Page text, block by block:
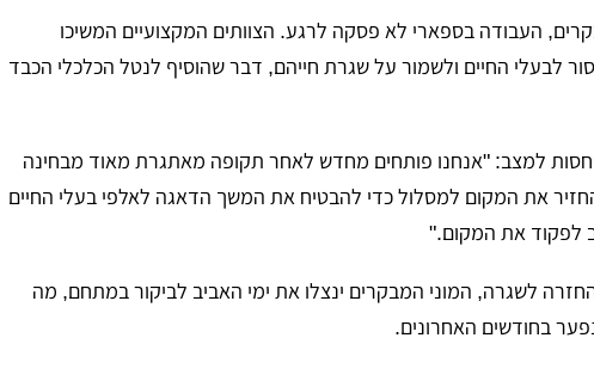
העבודה בספארי לא פסקה לרגע. הצוותים המקצועיים המשיכו
לבעלי החיים ולשמור על שגרת חייהם, דבר שהוסיף לנטל הכלכלי הכבד
למצב: "אנחנו פותחים מחדש לאחר תקופה מאתגרת מאוד מבחינה
את המקום למסלול כדי להבטיח את המשך הדאגה לאלפי בעלי החיים
לפקוד את המקום."
לשגרה, המוני המבקרים ינצלו את ימי האביב לביקור במתחם, מה
בחודשים האחרונים.